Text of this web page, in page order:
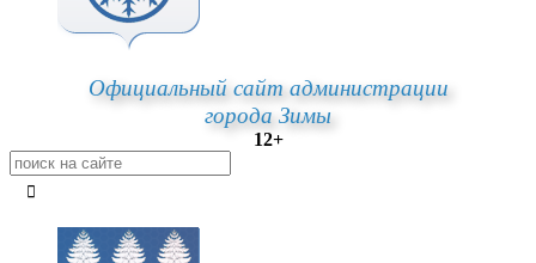
Официальный сайт администрации
города Зимы
12+